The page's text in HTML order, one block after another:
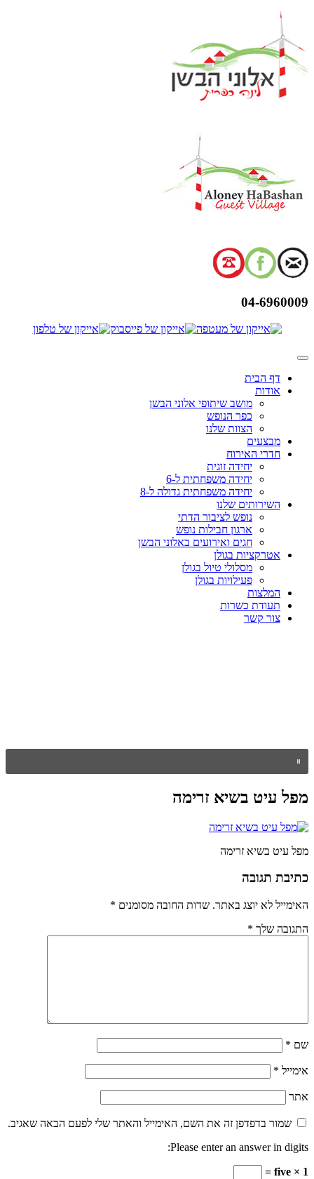
04-6960009
דף הבית
אודות
מושב שיתופי אלוני הבשן
כפר הנופש
הצוות שלנו
מבצעים
חדרי האירוח
יחידה זוגית
יחידה משפחתית ל-6
יחידה משפחתית גדולה ל-8
השירותים שלנו
נופש לציבור הדתי
ארגון חבילות נופש
חגים ואירועים באלוני הבשן
אטרקציות בגולן
מסלולי טיול בגולן
פעילויות בגולן
המלצות
תעודת כשרות
צור קשר
מפל עיט בשיא זרימה
מפל עיט בשיא זרימה
כתיבת תגובה
האימייל לא יוצג באתר. שדות החובה מסומנים *
התגובה שלך *
שם *
אימייל *
אתר
שמור בדפדפן זה את השם, האימייל והאתר שלי לפעם הבאה שאגיב.
Please enter an answer in digits:
five × 1 =